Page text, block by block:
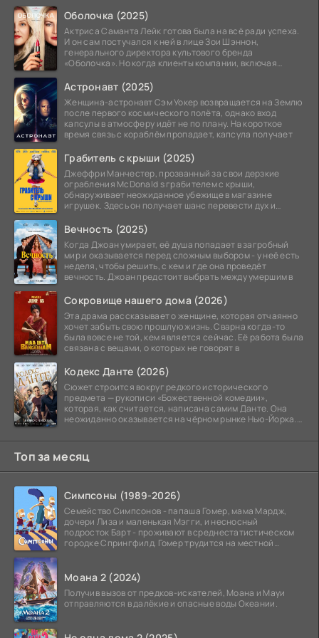
Оболочка (2025)
Актриса Саманта Лейк готова была на всё ради успеха.
И он сам постучался к ней в лице Зои Шэннон,
генерального директора культового бренда
«Оболочка». Но когда клиенты компании, включая
Астронавт (2025)
Женщина-астронавт Сэм Уокер возвращается на Землю
после первого космического полёта, однако вход
капсулы в атмосферу идёт не по плану. На короткое
время связь с кораблём пропадает, капсула получает
Грабитель с крыши (2025)
Джеффри Манчестер, прозванный за свои дерзкие
ограбления McDonald s грабителем с крыши,
обнаруживает неожиданное убежище в магазине
игрушек. Здесь он получает шанс перевести дух и
Вечность (2025)
Когда Джоан умирает, её душа попадает в загробный
мир и оказывается перед сложным выбором - у неё есть
неделя, чтобы решить, с кем и где она проведёт
вечность. Джоан предстоит выбрать между умершим в
Сокровище нашего дома (2026)
Эта драма рассказывает о женщине, которая отчаянно
хочет забыть свою прошлую жизнь. Сварна когда-то
была вовсе не той, кем является сейчас. Её работа была
связана с вещами, о которых не говорят в
Кодекс Данте (2026)
Сюжет строится вокруг редкого исторического
предмета — рукописи «Божественной комедии»,
которая, как считается, написана самим Данте. Она
неожиданно оказывается на чёрном рынке Нью-Йорка.
Топ за месяц
Симпсоны (1989-2026)
Семейство Симпсонов - папаша Гомер, мама Мардж,
дочери Лиза и маленькая Мэгги, и несносный
подросток Барт - проживают в среднестатистическом
городке Спрингфилд. Гомер трудится на местной
Моана 2 (2024)
Получив вызов от предков-искателей, Моана и Мауи
отправляются в далёкие и опасные воды Океании.